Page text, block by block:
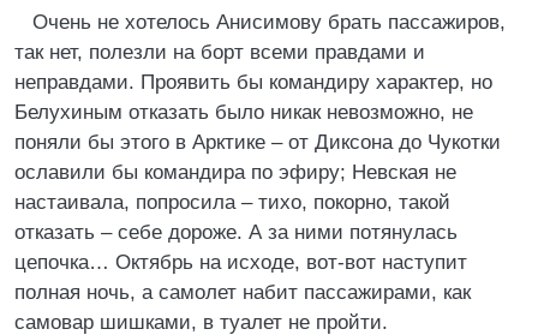
Очень не хотелось Анисимову брать пассажиров,
так нет, полезли на борт всеми правдами и
неправдами. Проявить бы командиру характер, но
Белухиным отказать было никак невозможно, не
поняли бы этого в Арктике – от Диксона до Чукотки
ославили бы командира по эфиру; Невская не
настаивала, попросила – тихо, покорно, такой
отказать – себе дороже. А за ними потянулась
цепочка… Октябрь на исходе, вот-вот наступит
полная ночь, а самолет набит пассажирами, как
самовар шишками, в туалет не пройти.